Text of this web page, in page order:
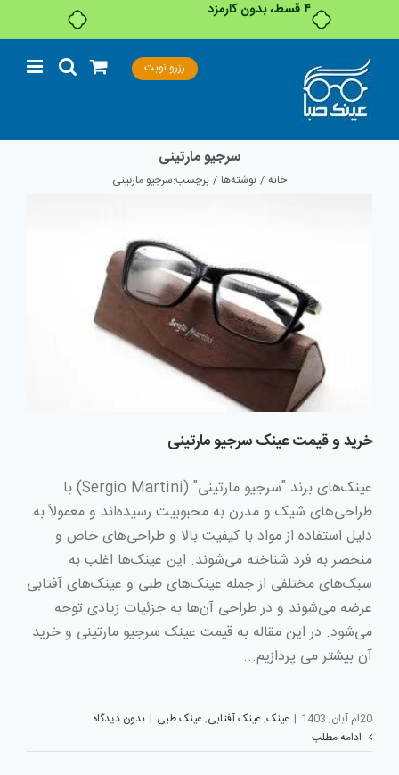
۴ قسط، بدون کارمزد
content
رزرو نوبت
سرجیو مارتینی
خانه نوشته‌ها برچسب:سرجیو مارتینی
خرید و قیمت عینک سرجیو مارتینی
عینک‌های برند "سرجیو مارتینی" (Sergio Martini) با
طراحی‌های شیک و مدرن به محبوبیت رسیده‌اند و معمولاً به
دلیل استفاده از مواد با کیفیت بالا و طراحی‌های خاص و
منحصر به فرد شناخته می‌شوند. این عینک‌ها اغلب به
سبک‌های مختلفی از جمله عینک‌های طبی و عینک‌های آفتابی
عرضه می‌شوند و در طراحی آن‌ها به جزئیات زیادی توجه
می‌شود. در این مقاله به قیمت عینک سرجیو مارتینی و خرید
آن بیشتر می پردازیم...
20ام آبان, 1403 | عینک,عینک آفتابی,عینک طبی | بدون دیدگاه
ادامه مطلب